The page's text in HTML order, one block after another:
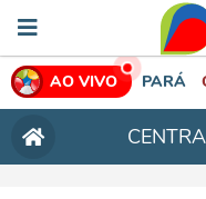
AO VIVO PARÁ